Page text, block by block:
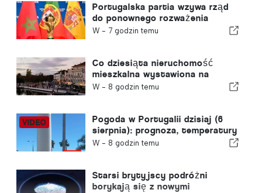
Portugalska partia wzywa rząd
do ponownego rozważenia
decyzji o przyznaniu Maroku
roku w związku z kryzysem w
Ceucie
W - 7 godzin temu
Co dziesiąta nieruchomość
mieszkalna wystawiona na
sprzedaż w Portugalii znajduje
W - 8 godzin temu
Pogoda w Portugalii dzisiaj (6
sierpnia): prognoza, temperatury
i czego można się spodziewać
W - 8 godzin temu
Starsi brytyjscy podróżni
borykają się z nowymi